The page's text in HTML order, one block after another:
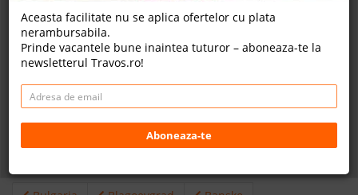
CHARTER AVION
CAZARE + AUTOCAR
CONTACT
Aceasta facilitate nu se aplica ofertelor cu plata
nerambursabila.
Prinde vacantele bune inaintea tuturor – aboneaza-te la
newsletterul Travos.ro!
Aboneaza-te